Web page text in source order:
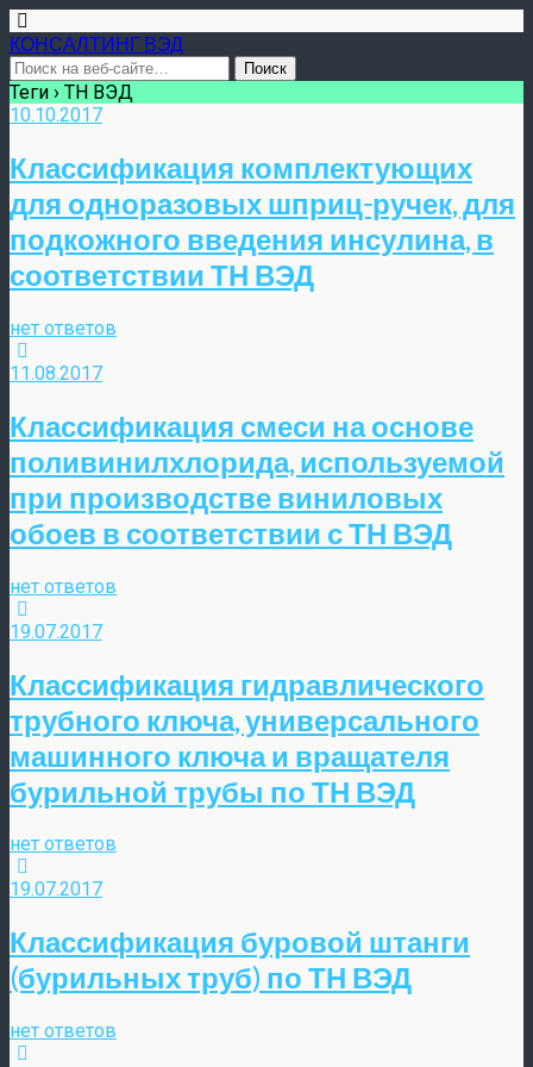
КОНСАЛТИНГ ВЭД
Теги › ТН ВЭД
10.10.2017
Классификация комплектующих
для одноразовых шприц-ручек, для
подкожного введения инсулина, в
соответствии ТН ВЭД
нет ответов
11.08.2017
Классификация смеси на основе
поливинилхлорида, используемой
при производстве виниловых
обоев в соответствии с ТН ВЭД
нет ответов
19.07.2017
Классификация гидравлического
трубного ключа, универсального
машинного ключа и вращателя
бурильной трубы по ТН ВЭД
нет ответов
19.07.2017
Классификация буровой штанги
(бурильных труб) по ТН ВЭД
нет ответов